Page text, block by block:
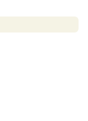
實實影響我們日常
智症的想法。失智症
程乃是在追求對於人
、苦難中如何有平安
安適的追求一定可以
個關子，請讀者讀我
說的，也歡迎有更多